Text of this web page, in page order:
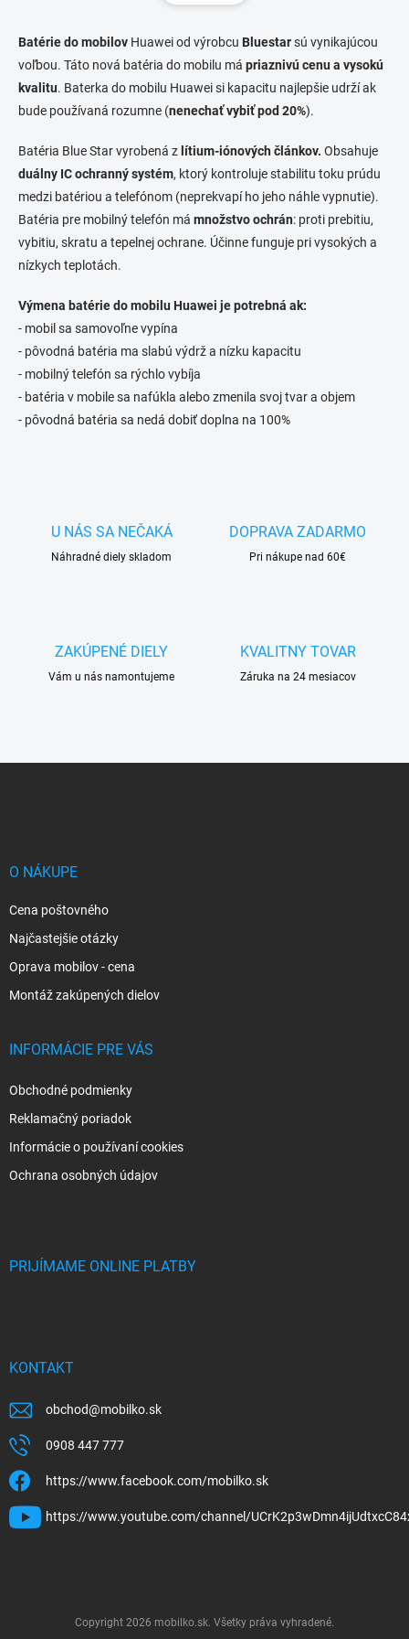
d
c
i
e
p
r
k
y
v
ý
p
s
k
o
v
a
n
e
Batérie do mobilov Huawei od výrobcu Bluestarsú vynikajúcou
voľbou. Táto nová batéria do mobilu má priaznivú cenu a vysokú
kvalitu. Baterka do mobilu Huawei si kapacitu najlepšie udrží ak
bude používaná rozumne (nenechať vybiť pod 20%).
Batéria Blue Star vyrobená z lítium-iónových článkov. Obsahuje
duálny IC ochranný systém, ktorý kontroluje stabilitu toku prúdu
medzi batériou a telefónom (neprekvapí ho jeho náhle vypnutie).
Batéria pre mobilný telefón má množstvo ochrán: proti prebitiu,
vybitiu, skratu a tepelnej ochrane. Účinne funguje pri vysokých a
nízkych teplotách.
Výmena batérie do mobilu Huawei je potrebná ak:
- mobil sa samovoľne vypína
- pôvodná batéria ma slabú výdrž a nízku kapacitu
- mobilný telefón sa rýchlo vybíja
- batéria v mobile sa nafúkla alebo zmenila svoj tvar a objem
- pôvodná batéria sa nedá dobiť doplna na 100%
U NÁS SA NEČAKÁ
Náhradné diely skladom
DOPRAVA ZADARMO
Pri nákupe nad 60€
ZAKÚPENÉ DIELY
Vám u nás namontujeme
KVALITNY TOVAR
Záruka na 24 mesiacov
O NÁKUPE
Cena poštovného
Najčastejšie otázky
Oprava mobilov - cena
Montáž zakúpených dielov
INFORMÁCIE PRE VÁS
Obchodné podmienky
Reklamačný poriadok
Informácie o používaní cookies
Ochrana osobných údajov
PRIJÍMAME ONLINE PLATBY
KONTAKT
obchod@mobilko.sk
0908 447 777
https://www.facebook.com/mobilko.sk
https://www.youtube.com/channel/
Copyright 2026 mobilko.sk. Všetky práva vyhradené.